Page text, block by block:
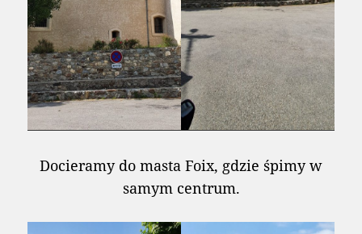
Docieramy do masta Foix, gdzie śpimy w
samym centrum.